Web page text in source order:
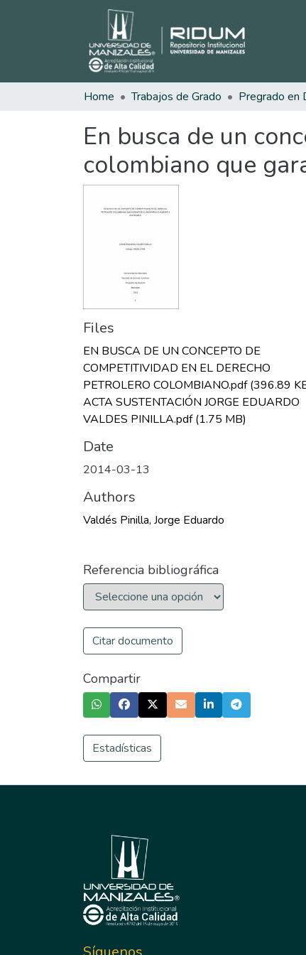
Home Trabajos de Grado Pregrado en
En busca de un
colombiano que
Files
EN BUSCA DE UN CONCEPTO DE
COMPETITIVIDAD EN EL DERECHO
PETROLERO COLOMBIANO.pdf(396.89
ACTA SUSTENTACIÓN JORGE EDUARDO
VALDES PINILLA.pdf(1.75 MB)
Date
2014-03-13
Authors
Valdés Pinilla, Jorge Eduardo
Referencia bibliográfica
Citar documento
Compartir
Estadísticas